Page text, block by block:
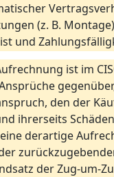
(z. B.
und
ist im
den der
ihrerseits
derartige
der Zug-um-